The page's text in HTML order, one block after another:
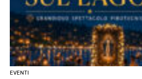
EVENTI